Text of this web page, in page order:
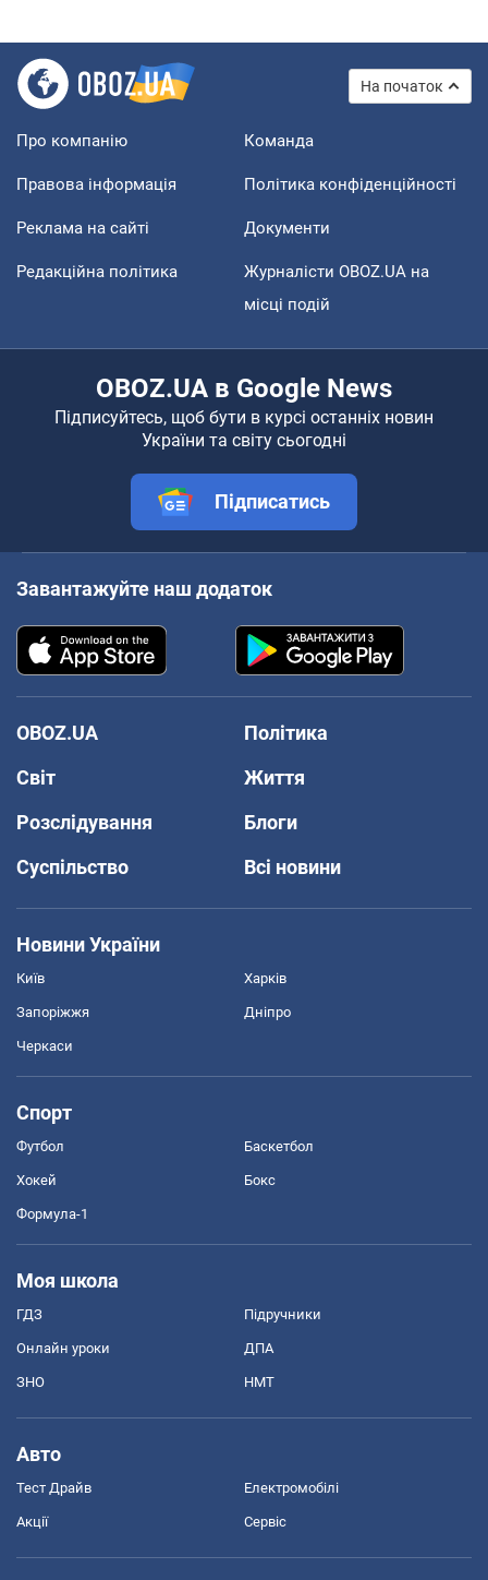
На початок
Про компанію Команда
Правова інформація Політика конфіденційності
Реклама на сайті Документи
Редакційна політика
Журналісти OBOZ.UA на
місці подій
OBOZ.UA в Google News
Підписуйтесь, щоб бути в курсі останніх новин
України та світу сьогодні
Підписатись
Завантажуйте наш додаток
OBOZ.UA
Політика
Світ
Життя
Розслідування
Блоги
Суспільство
Всі новини
Новини України
Київ Харків
Запоріжжя Дніпро
Черкаси
Спорт
Футбол Баскетбол
Хокей Бокс
Формула-1
Моя школа
ГДЗ Підручники
Онлайн уроки ДПА
ЗНО НМТ
Авто
Тест Драйв Електромобілі
Акції Сервіс